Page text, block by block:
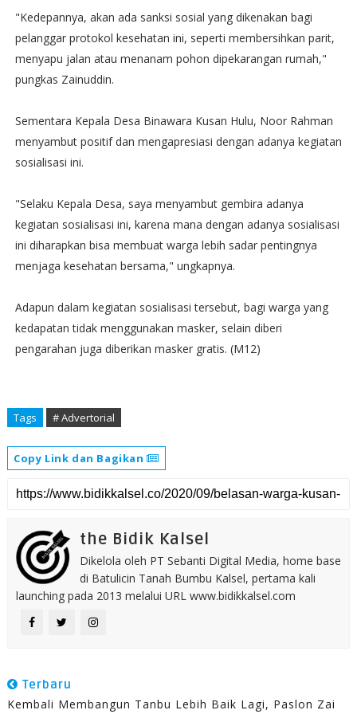
"Kedepannya, akan ada sanksi sosial yang dikenakan bagi
pelanggar protokol kesehatan ini, seperti membersihkan parit,
menyapu jalan atau menanam pohon dipekarangan rumah,"
pungkas Zainuddin.
Sementara Kepala Desa Binawara Kusan Hulu, Noor Rahman
menyambut positif dan mengapresiasi dengan adanya kegiatan
sosialisasi ini.
"Selaku Kepala Desa, saya menyambut gembira adanya
kegiatan sosialisasi ini, karena mana dengan adanya sosialisasi
ini diharapkan bisa membuat warga lebih sadar pentingnya
menjaga kesehatan bersama," ungkapnya.
Adapun dalam kegiatan sosialisasi tersebut, bagi warga yang
kedapatan tidak menggunakan masker, selain diberi
pengarahan juga diberikan masker gratis. (M12)
Tags # Advertorial
Copy Link dan Bagikan
the Bidik Kalsel
Dikelola oleh PT Sebanti Digital Media, home base
di Batulicin Tanah Bumbu Kalsel, pertama kali
launching pada 2013 melalui URL www.bidikkalsel.com
Terbaru
Kembali Membangun Tanbu Lebih Baik Lagi, Paslon Zai